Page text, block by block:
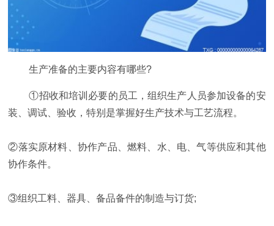
生产准备的主要内容有哪些?
①招收和培训必要的员工，组织生产人员参加设备的安
装、调试、验收，特别是掌握好生产技术与工艺流程。
②落实原材料、协作产品、燃料、水、电、气等供应和其他
协作条件。
③组织工料、器具 、备品备件的制造与订货;